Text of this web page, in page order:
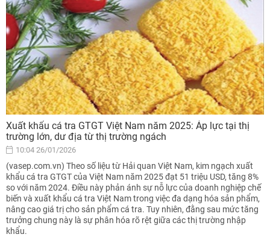
Xuất khẩu cá tra GTGT Việt Nam năm 2025: Áp lực tại thị
trường lớn, dư địa từ thị trường ngách
10:04 26/01/2026
(vasep.com.vn) Theo số liệu từ Hải quan Việt Nam, kim ngạch xuất
khẩu cá tra GTGT của Việt Nam năm 2025 đạt 51 triệu USD, tăng 8%
so với năm 2024. Điều này phản ánh sự nỗ lực của doanh nghiệp chế
biến và xuất khẩu cá tra Việt Nam trong việc đa dạng hóa sản phẩm,
nâng cao giá trị cho sản phẩm cá tra. Tuy nhiên, đằng sau mức tăng
trưởng chung này là sự phân hóa rõ rệt giữa các thị trường nhập
khẩu.